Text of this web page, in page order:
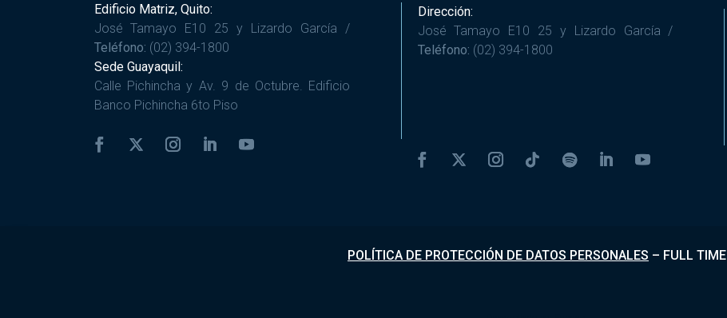
Edificio Matriz, Quito:
José Tamayo E10 25 y Lizardo García /
Teléfono: (02) 394-1800
Sede Guayaquil:
Calle Pichincha y Av. 9 de Octubre. Edificio
Banco Pichincha 6to Piso
Dirección:
José Tamayo E10 25 y Lizardo García /
Teléfono: (02) 394-1800
POLÍTICA DE PROTECCIÓN DE DATOS PERSONALES – FULL TIME